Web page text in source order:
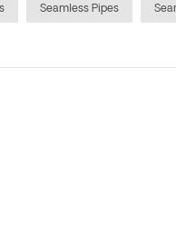
Seamless Pipes